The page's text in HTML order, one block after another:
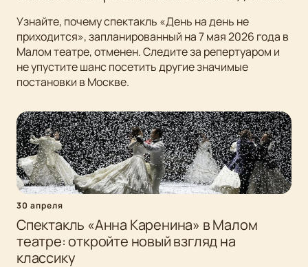
Узнайте, почему спектакль «День на день не
приходится», запланированный на 7 мая 2026 года в
Малом театре, отменен. Следите за репертуаром и
не упустите шанс посетить другие значимые
постановки в Москве.
30 апреля
Спектакль «Анна Каренина» в Малом
театре: откройте новый взгляд на
классику